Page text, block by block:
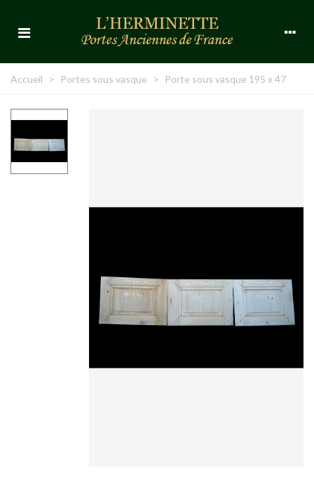
Accueil > Portes sous vasque > Porte sous vasque 195 x 47